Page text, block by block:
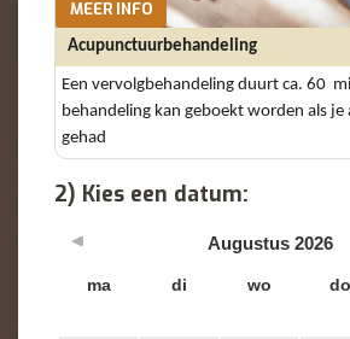
MEER INFO
Acupunctuurbehandeling
Een vervolgbehandeling duurt ca. 60
behandeling kan geboekt worden als je
gehad
2) Kies een datum:
Augustus 2026
ma di wo do